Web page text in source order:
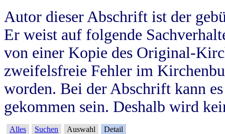
Autor dieser Abschrift ist der
Er weist auf folgende
von einer Kopie des Original-
zweifelsfreie Fehler im
worden. Bei der Abschrift kann
gekommen sein. Deshalb wird
Alles Suchen Auswahl Detail